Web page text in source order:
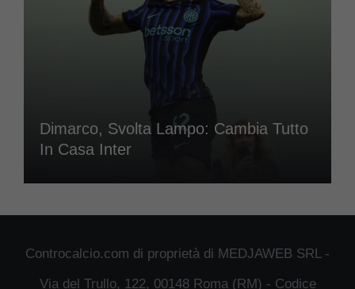
Dimarco, Svolta Lampo: Cambia Tutto
In Casa Inter
Controcalcio.com di proprietà di MEDJAWEB SRL -
Via del Trullo, 122, 00148 Roma (RM) - Codice